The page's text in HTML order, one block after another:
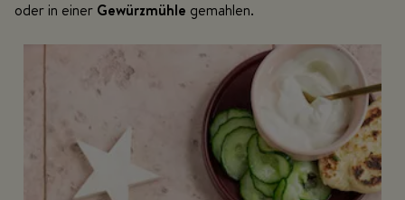
oder in einer Gewürzmühle gemahlen.